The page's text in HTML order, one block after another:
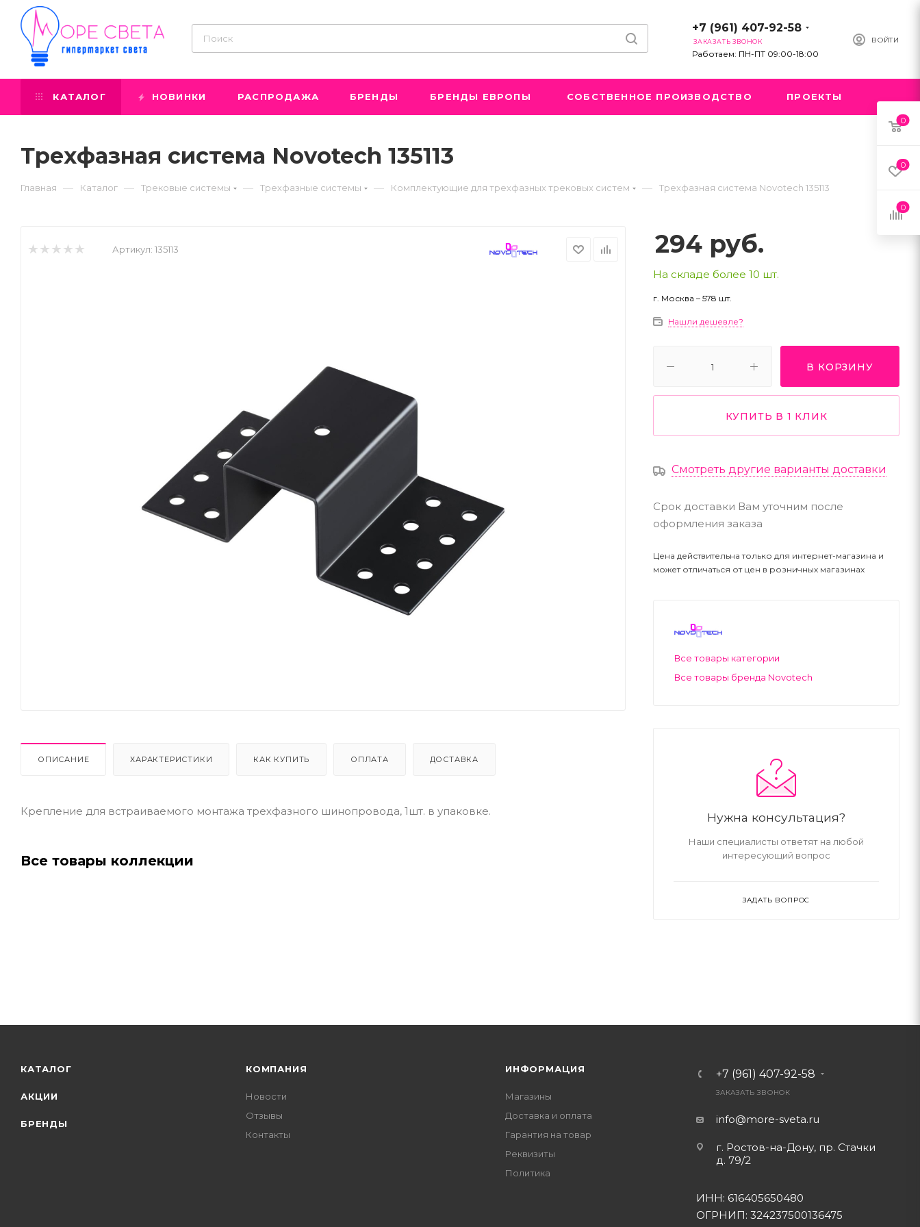
ВОЙТИ
+7 (961) 407-92-58
ЗАКАЗАТЬ ЗВОНОК
Работаем: ПН-ПТ 09:00-18:00
КАТАЛОГ НОВИНКИ РАСПРОДАЖА БРЕНДЫ БРЕНДЫ ЕВРОПЫ СОБСТВЕННОЕ ПРОИЗВОДСТВО ПРОЕКТЫ
Трехфазная система Novotech 135113
Главная — Каталог — Трековые системы — Трехфазные системы — Комплектующие для трехфазных трековых систем — Трехфазная система Novotech 135113
Артикул: 135113
ОПИСАНИЕ ХАРАКТЕРИСТИКИ КАК КУПИТЬ ОПЛАТА ДОСТАВКА
Крепление для встраиваемого монтажа трехфазного шинопровода, 1шт. в упаковке.
Все товары коллекции
294 руб.
На складе более 10 шт.
г. Москва – 578 шт.
Нашли дешевле?
В КОРЗИНУ
КУПИТЬ В 1 КЛИК
Смотреть другие варианты доставки
Срок доставки Вам уточним после
оформления заказа
Цена действительна только для интернет-магазина и
может отличаться от цен в розничных магазинах
Все товары категории
Все товары бренда Novotech
Нужна консультация?
Наши специалисты ответят на любой
интересующий вопрос
ЗАДАТЬ ВОПРОС
КАТАЛОГ
АКЦИИ
БРЕНДЫ
КОМПАНИЯ
Новости
Отзывы
Контакты
ИНФОРМАЦИЯ
Магазины
Доставка и оплата
Гарантия на товар
Реквизиты
Политика
+7 (961) 407-92-58
ЗАКАЗАТЬ ЗВОНОК
info@more-sveta.ru
г. Ростов-на-Дону, пр. Стачки
д. 79/2
ИНН: 616405650480
ОГРНИП: 324237500136475
0
0
0